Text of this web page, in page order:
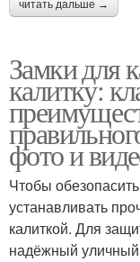
читать дальше →
Замки для
калитку:
фото и
Чтобы
устанавливать
калиткой. Для
надёжный уличный